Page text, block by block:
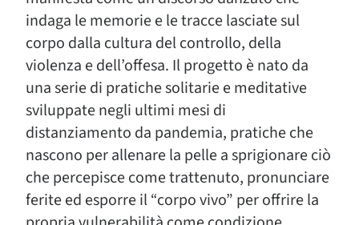
indaga le memorie e le tracce lasciate sul
corpo dalla cultura del controllo, della
violenza e dell’offesa. Il progetto è nato da
una serie di pratiche solitarie e meditative
sviluppate negli ultimi mesi di
distanziamento da pandemia, pratiche che
nascono per allenare la pelle a sprigionare ciò
che percepisce come trattenuto, pronunciare
ferite ed esporre il “corpo vivo” per offrire la